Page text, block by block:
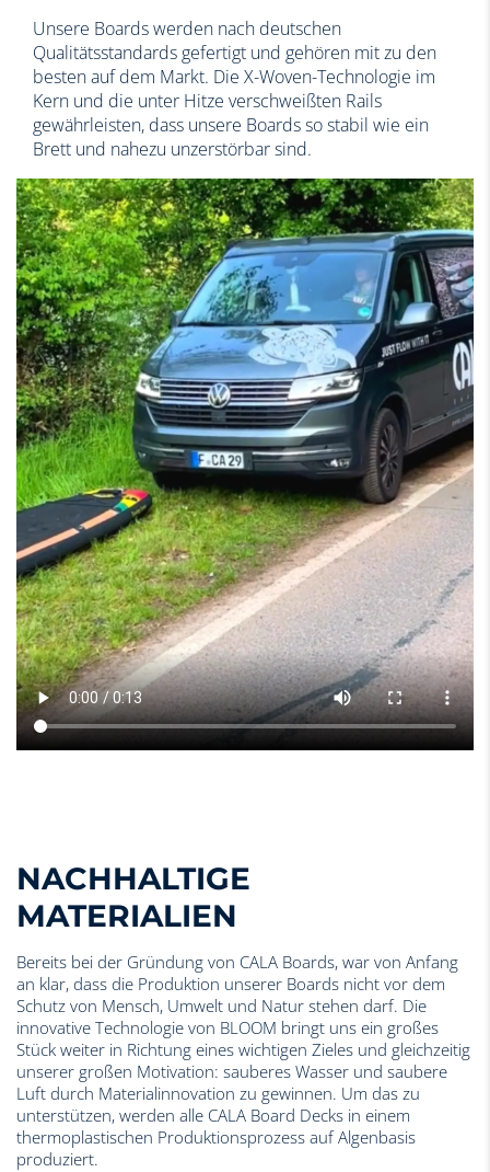
Unsere Boards werden nach deutschen
Qualitätsstandards gefertigt und gehören mit zu den
besten auf dem Markt. Die X-Woven-Technologie im
Kern und die unter Hitze verschweißten Rails
gewährleisten, dass unsere Boards so stabil wie ein
Brett und nahezu unzerstörbar sind.
NACHHALTIGE
MATERIALIEN
Bereits bei der Gründung von CALA Boards, war von Anfang
an klar, dass die Produktion unserer Boards nicht vor dem
Schutz von Mensch, Umwelt und Natur stehen darf. Die
innovative Technologie von BLOOM bringt uns ein großes
Stück weiter in Richtung eines wichtigen Zieles und gleichzeitig
unserer großen Motivation: sauberes Wasser und saubere
Luft durch Materialinnovation zu gewinnen. Um das zu
unterstützen, werden alle CALA Board Decks in einem
thermoplastischen Produktionsprozess auf Algenbasis
produziert.